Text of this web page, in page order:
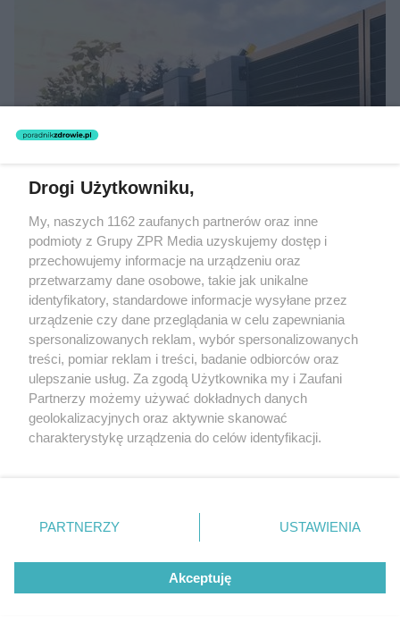
nowoczesna automatyka do bram
POPULARNE TEMATY
mieć znaczenie dla
całego organizmu
Ile maksymalnie
jednak wskazywać
na chorobę jelita
Drogi Użytkowniku,
My, naszych 1162 zaufanych partnerów oraz inne
podmioty z Grupy ZPR Media uzyskujemy dostęp i
przechowujemy informacje na urządzeniu oraz
przetwarzamy dane osobowe, takie jak unikalne
identyfikatory, standardowe informacje wysyłane przez
urządzenie czy dane przeglądania w celu zapewniania
spersonalizowanych reklam, wybór spersonalizowanych
treści, pomiar reklam i treści, badanie odbiorców oraz
ulepszanie usług. Za zgodą Użytkownika my i Zaufani
Partnerzy możemy używać dokładnych danych
geolokalizacyjnych oraz aktywnie skanować
charakterystykę urządzenia do celów identyfikacji.
zmienić/wycofać klikając przycisk ustawień prywatności
znajdujący się w lewym dolnym rogu strony
rodzaje przetwarzania danych nie wymagają zgody
użytkownika, ale masz prawo sprzeciwić się takiemu
przetwarzaniu. Preferencje będą miały zastosowanie tylko
PARTNERZY USTAWIENIA
Akceptuję